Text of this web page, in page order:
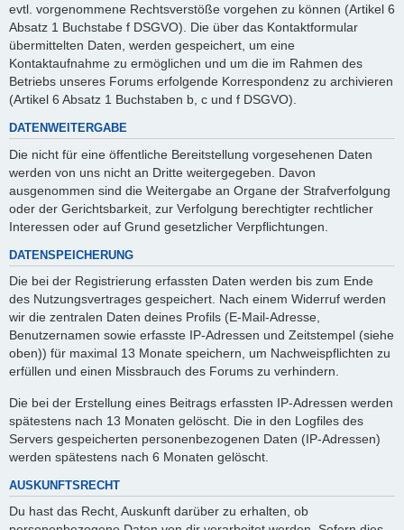
evtl. vorgenommene Rechtsverstöße vorgehen zu können (Artikel 6
Absatz 1 Buchstabe f DSGVO). Die über das Kontaktformular
übermittelten Daten, werden gespeichert, um eine
Kontaktaufnahme zu ermöglichen und um die im Rahmen des
Betriebs unseres Forums erfolgende Korrespondenz zu archivieren
(Artikel 6 Absatz 1 Buchstaben b, c und f DSGVO).
DATENWEITERGABE
Die nicht für eine öffentliche Bereitstellung vorgesehenen Daten
werden von uns nicht an Dritte weitergegeben. Davon
ausgenommen sind die Weitergabe an Organe der Strafverfolgung
oder der Gerichtsbarkeit, zur Verfolgung berechtigter rechtlicher
Interessen oder auf Grund gesetzlicher Verpflichtungen.
DATENSPEICHERUNG
Die bei der Registrierung erfassten Daten werden bis zum Ende
des Nutzungsvertrages gespeichert. Nach einem Widerruf werden
wir die zentralen Daten deines Profils (E-Mail-Adresse,
Benutzernamen sowie erfasste IP-Adressen und Zeitstempel (siehe
oben)) für maximal 13 Monate speichern, um Nachweispflichten zu
erfüllen und einen Missbrauch des Forums zu verhindern.
Die bei der Erstellung eines Beitrags erfassten IP-Adressen werden
spätestens nach 13 Monaten gelöscht. Die in den Logfiles des
Servers gespeicherten personenbezogenen Daten (IP-Adressen)
werden spätestens nach 6 Monaten gelöscht.
AUSKUNFTSRECHT
Du hast das Recht, Auskunft darüber zu erhalten, ob